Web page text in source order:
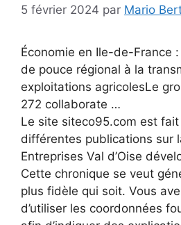
5 février 2024 par Mario
Économie en Ile-de-France
de pouce régional à la
exploitations agricolesLe
272 collaborate …
Le site siteco95.com est
différentes publications sur
Entreprises Val d’Oise
Cette chronique se veut
plus fidèle qui soit. Vous
d’utiliser les coordonnées